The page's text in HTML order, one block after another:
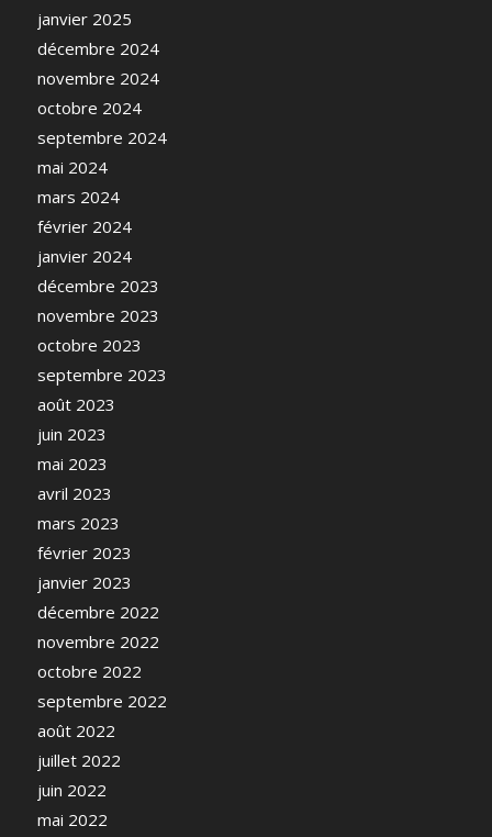
janvier 2025
décembre 2024
novembre 2024
octobre 2024
septembre 2024
mai 2024
mars 2024
février 2024
janvier 2024
décembre 2023
novembre 2023
octobre 2023
septembre 2023
août 2023
juin 2023
mai 2023
avril 2023
mars 2023
février 2023
janvier 2023
décembre 2022
novembre 2022
octobre 2022
septembre 2022
août 2022
juillet 2022
juin 2022
mai 2022